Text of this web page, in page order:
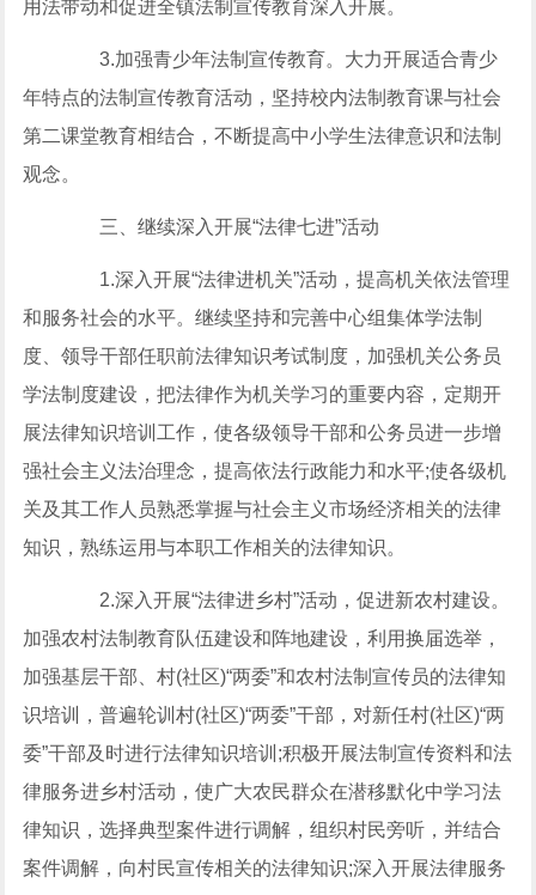
用法带动和促进全镇法制宣传教育深入开展。
3.加强青少年法制宣传教育。大力开展适合青少
年特点的法制宣传教育活动，坚持校内法制教育课与社会
第二课堂教育相结合，不断提高中小学生法律意识和法制
观念。
三、继续深入开展“法律七进”活动
1.深入开展“法律进机关”活动，提高机关依法管理
和服务社会的水平。继续坚持和完善中心组集体学法制
度、领导干部任职前法律知识考试制度，加强机关公务员
学法制度建设，把法律作为机关学习的重要内容，定期开
展法律知识培训工作，使各级领导干部和公务员进一步增
强社会主义法治理念，提高依法行政能力和水平;使各级机
关及其工作人员熟悉掌握与社会主义市场经济相关的法律
知识，熟练运用与本职工作相关的法律知识。
2.深入开展“法律进乡村”活动，促进新农村建设。
加强农村法制教育队伍建设和阵地建设，利用换届选举，
加强基层干部、村(社区)“两委”和农村法制宣传员的法律知
识培训，普遍轮训村(社区)“两委”干部，对新任村(社区)“两
委”干部及时进行法律知识培训;积极开展法制宣传资料和法
律服务进乡村活动，使广大农民群众在潜移默化中学习法
律知识，选择典型案件进行调解，组织村民旁听，并结合
案件调解，向村民宣传相关的法律知识;深入开展法律服务